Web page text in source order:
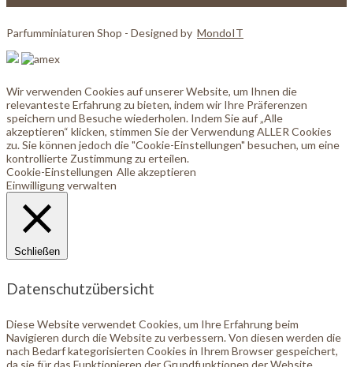
Parfumminiaturen Shop - Designed by MondoIT
Wir verwenden Cookies auf unserer Website, um Ihnen die
relevanteste Erfahrung zu bieten, indem wir Ihre Präferenzen
speichern und Besuche wiederholen. Indem Sie auf „Alle
akzeptieren“ klicken, stimmen Sie der Verwendung ALLER Cookies
zu. Sie können jedoch die "Cookie-Einstellungen" besuchen, um eine
kontrollierte Zustimmung zu erteilen.
Cookie-Einstellungen Alle akzeptieren
Einwilligung verwalten
Schließen
Datenschutzübersicht
Diese Website verwendet Cookies, um Ihre Erfahrung beim
Navigieren durch die Website zu verbessern. Von diesen werden die
nach Bedarf kategorisierten Cookies in Ihrem Browser gespeichert,